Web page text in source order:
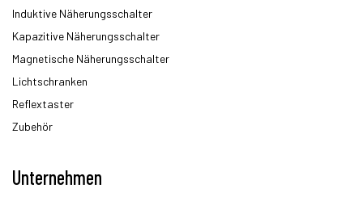
Induktive Näherungsschalter
Kapazitive Näherungsschalter
Magnetische Näherungsschalter
Lichtschranken
Reflextaster
Zubehör
Unternehmen